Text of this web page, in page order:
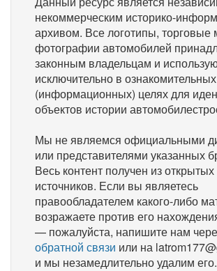
некоммерческим историко-
архивом. Все логотипы, торговые
фотографии автомобилей
законным владельцам и
исключительно в ознакомительных
(информационных) целях для
объектов истории
Мы не являемся официальными
или представителями указанных
Весь контент получен из открытых
источников. Если вы являетесь
правообладателем какого-либо
возражаете против его
— пожалуйста, напишите нам
обратной связи или на
и мы незамедлительно удалим его.